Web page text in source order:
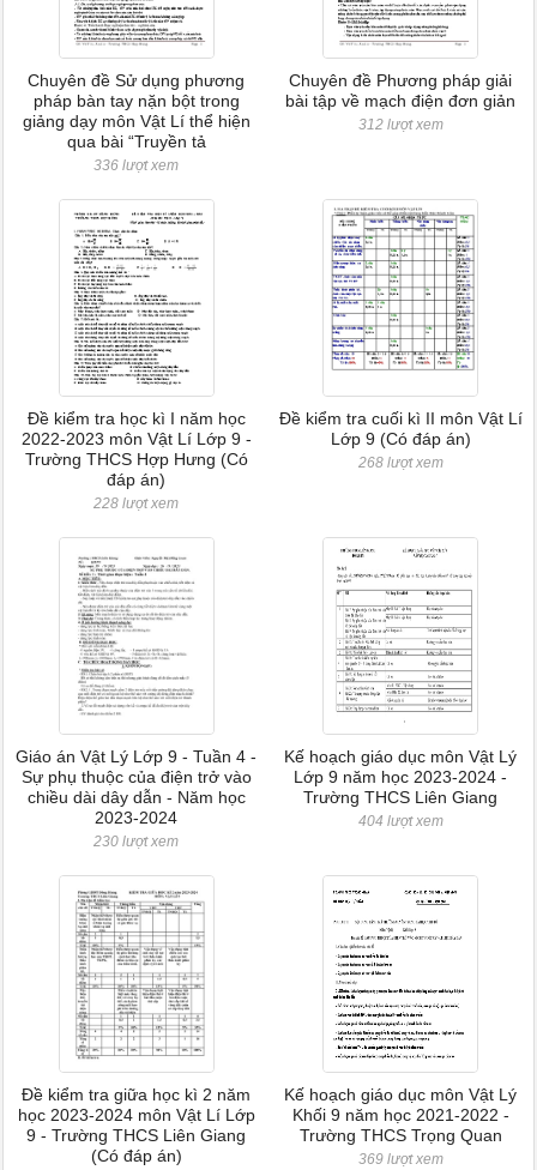
Chuyên đề Sử dụng phương
pháp bàn tay nặn bột trong
giảng dạy môn Vật Lí thể hiện
qua bài “Truyền tả
336 lượt xem
Chuyên đề Phương pháp giải
bài tập về mạch điện đơn giản
312 lượt xem
Đề kiểm tra học kì I năm học
2022-2023 môn Vật Lí Lớp 9 -
Trường THCS Hợp Hưng (Có
đáp án)
228 lượt xem
Đề kiểm tra cuối kì II môn Vật Lí
Lớp 9 (Có đáp án)
268 lượt xem
Giáo án Vật Lý Lớp 9 - Tuần 4 -
Sự phụ thuộc của điện trở vào
chiều dài dây dẫn - Năm học
2023-2024
230 lượt xem
Kế hoạch giáo dục môn Vật Lý
Lớp 9 năm học 2023-2024 -
Trường THCS Liên Giang
404 lượt xem
Đề kiểm tra giữa học kì 2 năm
học 2023-2024 môn Vật Lí Lớp
9 - Trường THCS Liên Giang
(Có đáp án)
Kế hoạch giáo dục môn Vật Lý
Khối 9 năm học 2021-2022 -
Trường THCS Trọng Quan
369 lượt xem